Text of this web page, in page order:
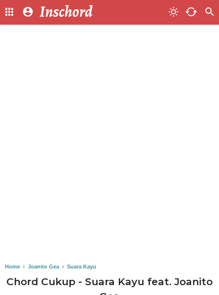
Home › Joanito Gea › Suara Kayu
Chord Cukup - Suara Kayu feat. Joanito